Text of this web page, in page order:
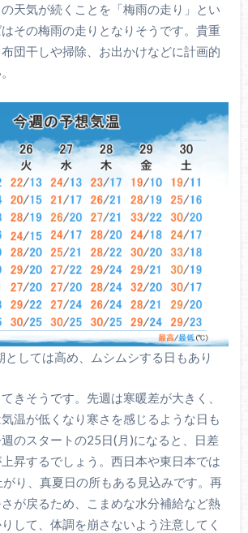
天気が続くことを「梅雨の走り」とい
その梅雨の走りとなりそうです。貴重
団干しや掃除、お出かけなどに計画的
としては高め、ムシムシする日もあり
きそうです。先週は寒暖差が大きく、
温が低くなり寒さを感じるような日も
のスタートの25日(月)になると、日差
昇するでしょう。西日本や東日本では
り、真夏日の所もある見込みです。再
が戻るため、こまめな水分補給など熱
して、体調を崩さないよう注意してく